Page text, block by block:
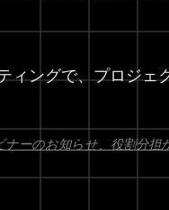
ィングで、プロジェ
ーのお知らせ、役割分担